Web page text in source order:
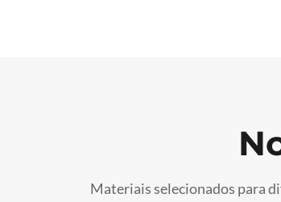
Materiais selecionados para